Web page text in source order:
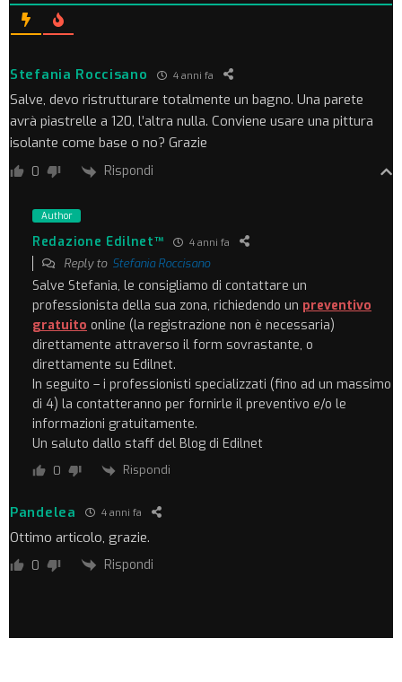
Stefania Roccisano 4 anni fa
Salve, devo ristrutturare totalmente un bagno. Una parete
avrà piastrelle a 120, l’altra nulla. Conviene usare una pittura
isolante come base o no? Grazie
0 Rispondi
Author
Redazione Edilnet™ 4 anni fa
Reply to Stefania Roccisano
Salve Stefania, le consigliamo di contattare un
professionista della sua zona, richiedendo un preventivo
gratuito online (la registrazione non è necessaria)
direttamente attraverso il form sovrastante, o
direttamente su Edilnet.
In seguito – i professionisti specializzati (fino ad un massimo
di 4) la contatteranno per fornirle il preventivo e/o le
informazioni gratuitamente.
Un saluto dallo staff del Blog di Edilnet
0 Rispondi
Pandelea 4 anni fa
Ottimo articolo, grazie.
0 Rispondi